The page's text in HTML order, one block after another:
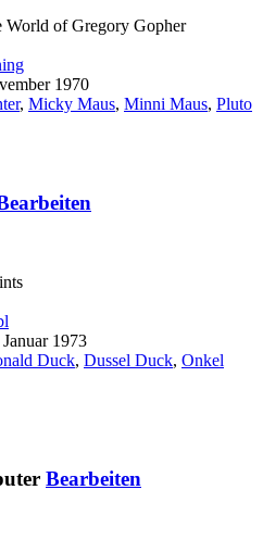
World of Gregory Gopher
1970
, Micky Maus, Minni Maus, Pluto
1973
Duck, Dussel Duck, Onkel
Bearbeiten